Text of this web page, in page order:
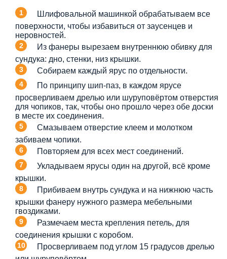
Шлифовальной машинкой обрабатываем все
поверхности, чтобы избавиться от заусенцев и
неровностей.
Из фанеры вырезаем внутреннюю обивку для
сундука: дно, стенки, низ крышки.
Собираем каждый ярус по отдельности.
По принципу шип-паз, в каждом ярусе
просверливаем дрелью или шуруповёртом отверстия
для чопиков, так, чтобы оно прошло через обе доски
в месте их соединения.
Смазываем отверстие клеем и молотком
забиваем чопики.
Повторяем для всех мест соединений.
Укладываем ярусы один на другой, всё кроме
крышки.
Прибиваем внутрь сундука и на нижнюю часть
крышки фанеру нужного размера мебельными
гвоздиками.
Размечаем места крепления петель, для
соединения крышки с коробом.
Просверливаем под углом 15 градусов дрелью